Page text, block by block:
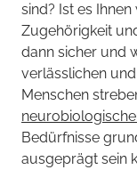
sind? Ist es
Zugehörigkeit
dann sicher und
verlässlichen
Menschen
Bedürfnisse
ausgeprägt sein